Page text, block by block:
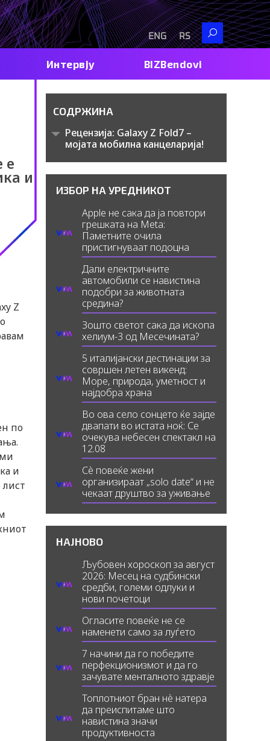
RS
ENG
Search
Интервју BIZBendovi
е
и
Z
по
и
лист
СОДРЖИНА
Рецензија: Galaxy Z Fold7 –
мојата мобилна канцеларија!
ИЗБОР НА УРЕДНИКОТ
Apple не сака да ја повтори
грешката на Meta:
Паметните очила
пристигнуваат подоцна
Дали електричните
автомобили се навистина
подобри за животната
средина?
Зошто светот сака да ископа
хелиум-3 од Месечината?
5 италијански дестинации за
совршен летен викенд:
Море, природа, уметност и
најдобра храна
Во ова село сонцето ќе зајде
двапати во истата ноќ: Се
очекува небесен спектакл на
12.08
Сè повеќе жени
организираат „solo date“ и не
чекаат друштво за уживање
НАЈНОВО
Љубовен хороскоп за август
2026: Месец на судбински
средби, големи одлуки и
нови почетоци
Огласите повеќе не се
наменети само за луѓето
7 начини да го победите
перфекционизмот и да го
зачувате менталното здравје
Топлотниот бран нè натера
да преиспитаме што
навистина значи
продуктивноста